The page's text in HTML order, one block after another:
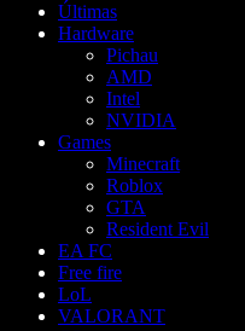
Últimas
Hardware
Pichau
AMD
Intel
NVIDIA
Games
Minecraft
Roblox
GTA
Resident Evil
EA FC
Free fire
LoL
VALORANT